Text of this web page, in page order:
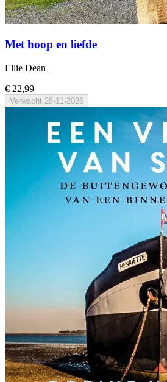
Met hoop en liefde
Ellie Dean
€ 22,99
Verwacht 28-11-2026